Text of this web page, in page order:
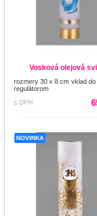
Vosková olejová
rozmery 30 x 8 cm vklad do
regulátorom
s DPH
NOVINKA